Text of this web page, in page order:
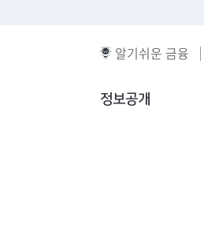
알기쉬운 금융
정보공개